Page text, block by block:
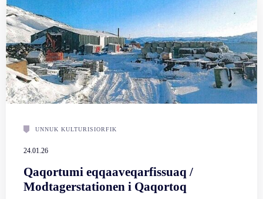
UNNUK KULTURISIORFIK
24.01.26
Qaqortumi eqqaaveqarfissuaq /
Modtagerstationen i Qaqortoq